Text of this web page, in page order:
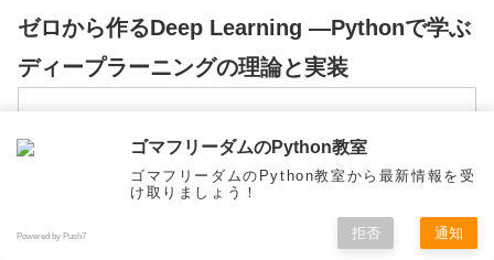
ゼロから作るDeep Learning ―Pythonで学ぶ
ディープラーニングの理論と実装
トップ サイドバー
ゴマフリーダムのPython教室
ゴマフリーダムのPython教室から最新情報を受
け取りましょう！
Powered by Push7 拒否 通知